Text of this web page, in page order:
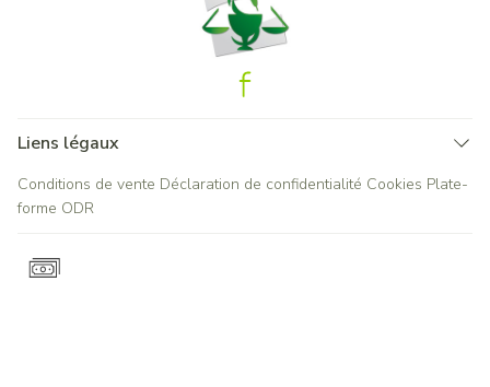
Liens légaux
Conditions de vente Déclaration de confidentialité Cookies Plate-
forme ODR